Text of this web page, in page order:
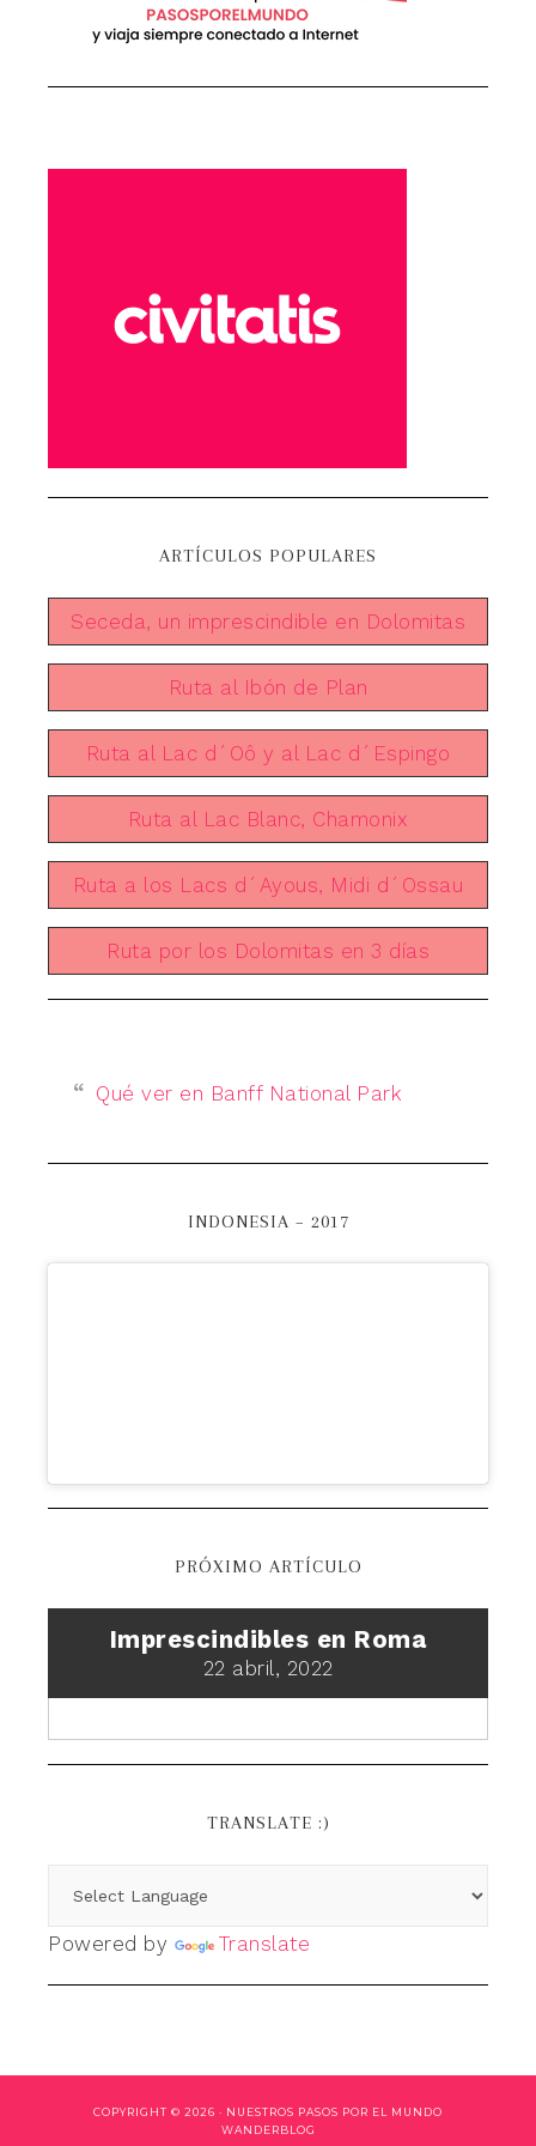
ARTÍCULOS POPULARES
Seceda, un imprescindible en Dolomitas
Ruta al Ibón de Plan
Ruta al Lac d´Oô y al Lac d´Espingo
Ruta al Lac Blanc, Chamonix
Ruta a los Lacs d´Ayous, Midi d´Ossau
Ruta por los Dolomitas en 3 días
Qué ver en Banff National Park
INDONESIA – 2017
PRÓXIMO ARTÍCULO
Imprescindibles en Roma
22 abril, 2022
TRANSLATE :)
Powered by Translate
COPYRIGHT © 2026 · NUESTROS PASOS POR EL MUNDO
WANDERBLOG